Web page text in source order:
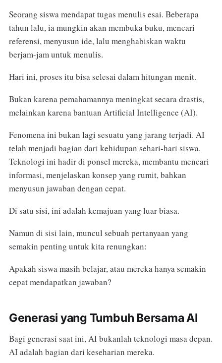
Seorang siswa mendapat tugas menulis esai. Beberapa
tahun lalu, ia mungkin akan membuka buku, mencari
referensi, menyusun ide, lalu menghabiskan waktu
berjam-jam untuk menulis.
Hari ini, proses itu bisa selesai dalam hitungan menit.
Bukan karena pemahamannya meningkat secara drastis,
melainkan karena bantuan Artificial Intelligence (AI).
Fenomena ini bukan lagi sesuatu yang jarang terjadi. AI
telah menjadi bagian dari kehidupan sehari-hari siswa.
Teknologi ini hadir di ponsel mereka, membantu mencari
informasi, menjelaskan konsep yang rumit, bahkan
menyusun jawaban dengan cepat.
Di satu sisi, ini adalah kemajuan yang luar biasa.
Namun di sisi lain, muncul sebuah pertanyaan yang
semakin penting untuk kita renungkan:
Apakah siswa masih belajar, atau mereka hanya semakin
cepat mendapatkan jawaban?
Generasi yang Tumbuh Bersama AI
Bagi generasi saat ini, AI bukanlah teknologi masa depan.
AI adalah bagian dari keseharian mereka.